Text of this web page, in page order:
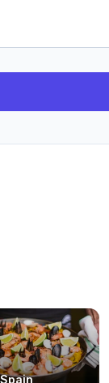
Spain